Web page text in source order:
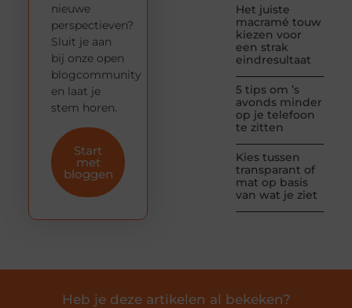
Het juiste
macramé touw
kiezen voor
een strak
eindresultaat
5 tips om ’s
avonds minder
op je telefoon
te zitten
Kies tussen
transparant of
mat op basis
van wat je ziet
nieuwe
perspectieven?
Sluit je aan
bij onze open
blogcommunity
en laat je
stem horen.
Start
met
bloggen
Heb je deze artikelen al bekeken?